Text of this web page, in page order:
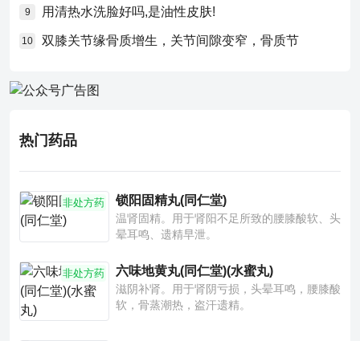
9 用清热水洗脸好吗,是油性皮肤!
10 双膝关节缘骨质增生，关节间隙变窄，骨质节
热门药品
非处方药 锁阳固精丸(同仁堂)
温肾固精。用于肾阳不足所致的腰膝酸软、头
晕耳鸣、遗精早泄。
非处方药 六味地黄丸(同仁堂)(水蜜丸)
滋阴补肾。用于肾阴亏损，头晕耳鸣，腰膝酸
软，骨蒸潮热，盗汗遗精。